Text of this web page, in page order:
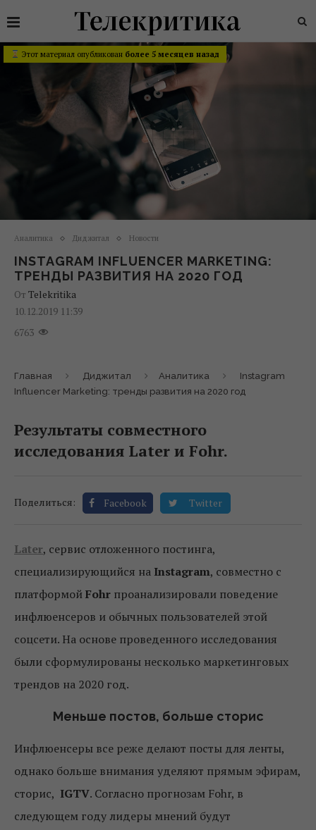
Этот материал опубликован более 5 месяцев назад
Аналитика Диджитал Новости
INSTAGRAM INFLUENCER MARKETING:
ТРЕНДЫ РАЗВИТИЯ НА 2020 ГОД
От Telekritika
10.12.2019 11:39
6763
Главная Диджитал Аналитика
Instagram
Influencer Marketing: тренды развития на 2020 год
Результаты совместного
исследования Later и Fohr.
Поделиться: Facebook Twitter
Later, сервис отложенного постинга,
специализирующийся на Instagram, совместно с
платформойFohr проанализировали поведение
инфлюенсеров и обычных пользователей этой
соцсети. На основе проведенного исследования
были сформулированы несколько маркетинговых
трендов на 2020 год.
Меньше постов, больше сторис
Инфлюенсеры все реже делают посты для ленты,
однако больше внимания уделяют прямым эфирам,
сторис, IGTV. Согласно прогнозам Fohr, в
следующем году лидеры мнений будут